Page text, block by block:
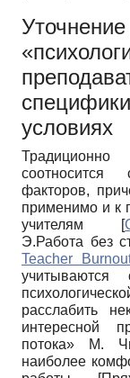
условиях
Традиционно
факторов,
применимо и к
учителям [
Э.Работа без
Teacher
учитываются
расслабить
интересной
потока» М.
наиболее